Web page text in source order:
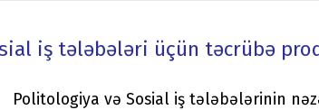
iş tələbələri üçün təcrübə
Politologiya və Sosial iş tələbələrinin